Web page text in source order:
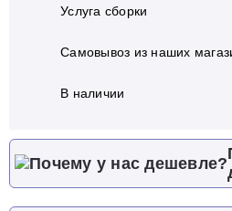
Услуга сборки
Самовывоз из наших
В наличии